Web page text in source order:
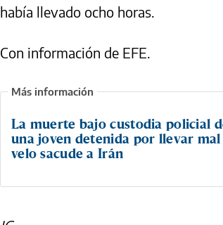
había llevado ocho horas.
Con información de EFE.
La muerte bajo custodia policial
una joven detenida por llevar
velo sacude a Irán